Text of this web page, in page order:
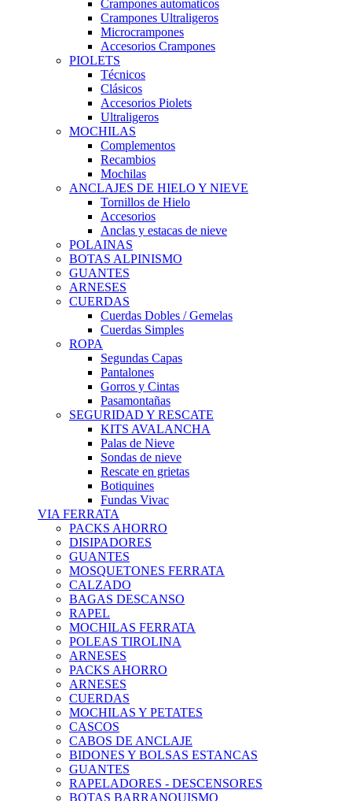
Crampones automaticos
Crampones Ultraligeros
Microcrampones
Accesorios Crampones
PIOLETS
Técnicos
Clásicos
Accesorios Piolets
Ultraligeros
MOCHILAS
Complementos
Recambios
Mochilas
ANCLAJES DE HIELO Y NIEVE
Tornillos de Hielo
Accesorios
Anclas y estacas de nieve
POLAINAS
BOTAS ALPINISMO
GUANTES
ARNESES
CUERDAS
Cuerdas Dobles / Gemelas
Cuerdas Simples
ROPA
Segundas Capas
Pantalones
Gorros y Cintas
Pasamontañas
SEGURIDAD Y RESCATE
KITS AVALANCHA
Palas de Nieve
Sondas de nieve
Rescate en grietas
Botiquines
Fundas Vivac
VIA FERRATA
PACKS AHORRO
DISIPADORES
GUANTES
MOSQUETONES FERRATA
CALZADO
BAGAS DESCANSO
RAPEL
MOCHILAS FERRATA
POLEAS TIROLINA
ARNESES
PACKS AHORRO
ARNESES
CUERDAS
MOCHILAS Y PETATES
CASCOS
CABOS DE ANCLAJE
BIDONES Y BOLSAS ESTANCAS
GUANTES
RAPELADORES - DESCENSORES
BOTAS BARRANQUISMO